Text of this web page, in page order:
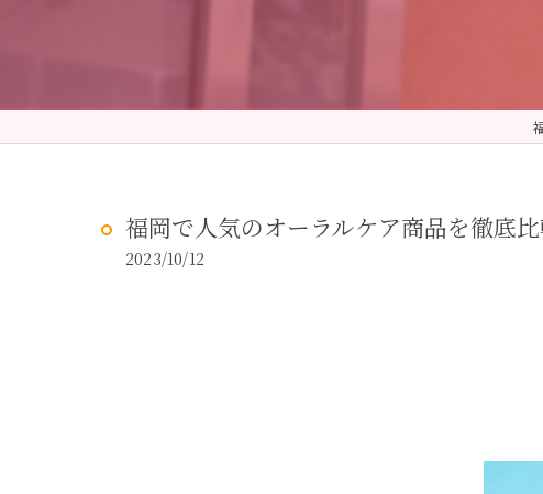
予防歯科 (メン
福岡で人気のオーラルケア商品を徹底
2023/10/12